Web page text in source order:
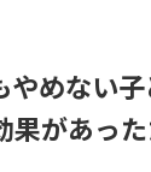
やめない
果があっ